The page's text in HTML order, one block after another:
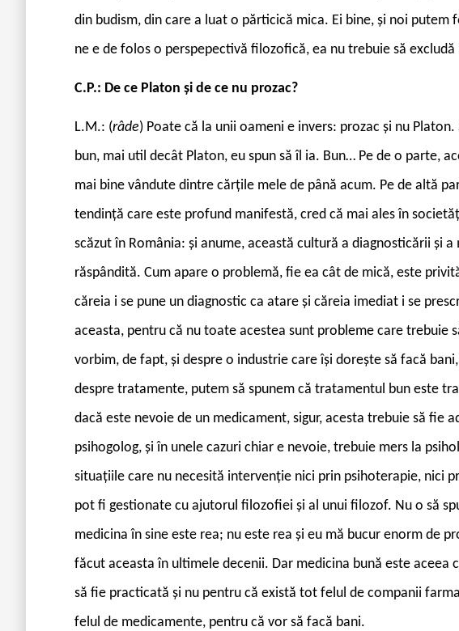
din budism, din care a luat o părticică mica. Ei bine, și noi
ne e de folos o perspepectivă filozofică, ea nu trebuie să excludă
C.P.: De ce Platon și de ce nu prozac?
L.M.: (râde) Poate că la unii oameni e invers: prozac și nu
bun, mai util decât Platon, eu spun să îl ia. Bun… Pe de o parte,
mai bine vândute dintre cărțile mele de până acum. Pe de altă
tendință care este profund manifestă, cred că mai ales în
scăzut în România: și anume, această cultură a diagnosticării și
răspândită. Cum apare o problemă, fie ea cât de mică, este
căreia i se pune un diagnostic ca atare și căreia imediat i se
aceasta, pentru că nu toate acestea sunt probleme care trebuie
vorbim, de fapt, și despre o industrie care își dorește să facă
despre tratamente, putem să spunem că tratamentul bun este
dacă este nevoie de un medicament, sigur, acesta trebuie să fie
psihogolog, și în unele cazuri chiar e nevoie, trebuie mers la
situațiile care nu necesită intervenție nici prin psihoterapie, nici
pot fi gestionate cu ajutorul filozofiei și al unui filozof. Nu o să
medicina în sine este rea; nu este rea și eu mă bucur enorm de
făcut aceasta în ultimele decenii. Dar medicina bună este aceea
să fie practicată și nu pentru că există tot felul de companii
felul de medicamente, pentru că vor să facă bani.